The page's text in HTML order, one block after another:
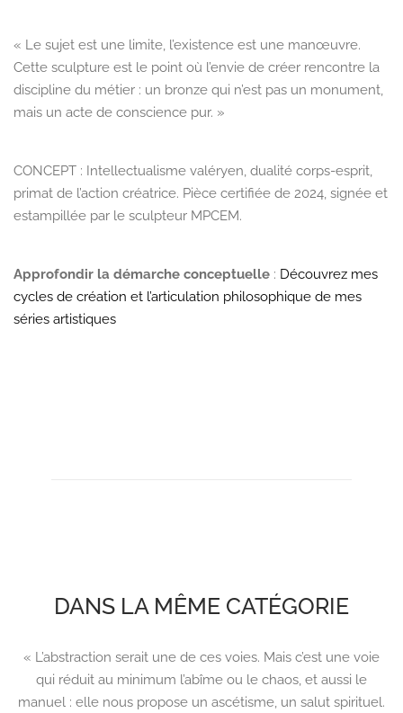
« Le sujet est une limite, l’existence est une manœuvre.
Cette sculpture est le point où l’envie de créer rencontre la
discipline du métier : un bronze qui n’est pas un monument,
mais un acte de conscience pur. »
CONCEPT : Intellectualisme valéryen, dualité corps-esprit,
primat de l’action créatrice. Pièce certifiée de 2024, signée et
estampillée par le sculpteur MPCEM.
Approfondir la démarche conceptuelle : Découvrez mes
cycles de création et l’articulation philosophique de mes
séries artistiques
DANS LA MÊME CATÉGORIE
« L’abstraction serait une de ces voies. Mais c’est une voie
qui réduit au minimum l’abîme ou le chaos, et aussi le
manuel : elle nous propose un ascétisme, un salut spirituel.